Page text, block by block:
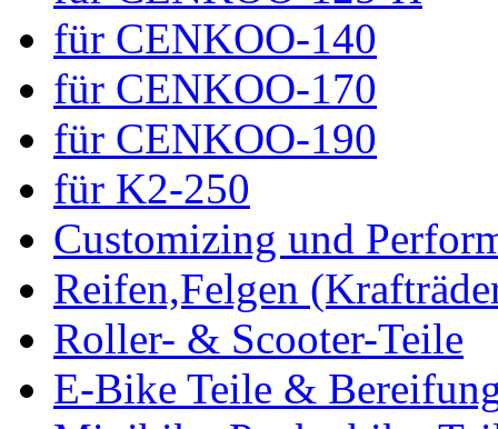
für CENKOO-140
für CENKOO-170
für CENKOO-190
für K2-250
Customizing und
Reifen,Felgen
Roller- & Scooter-Teile
E-Bike Teile &